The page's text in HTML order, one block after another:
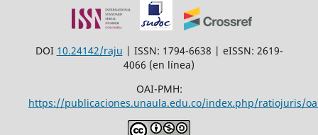
DOI 10.24142/raju | ISSN: 1794-6638 | eISSN: 2619-
4066 (en línea)
OAI-PMH:
https://publicaciones.unaula.edu.co/index.php/ratiojuris/